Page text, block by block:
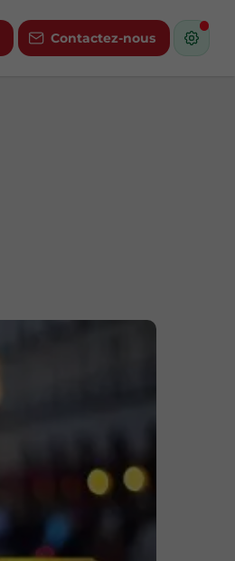
Contactez-nous